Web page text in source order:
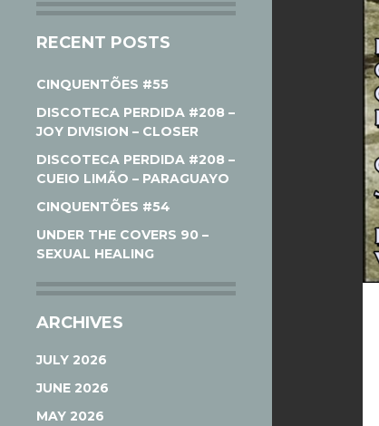
RECENT POSTS
CINQUENTÕES #55
DISCOTECA PERDIDA #208 –
JOY DIVISION – CLOSER
DISCOTECA PERDIDA #208 –
CUEIO LIMÃO – PARAGUAYO
CINQUENTÕES #54
UNDER THE COVERS 90 –
SEXUAL HEALING
ARCHIVES
JULY 2026
JUNE 2026
MAY 2026